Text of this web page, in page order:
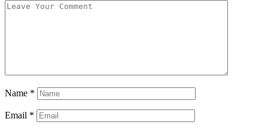
Name *
Email *